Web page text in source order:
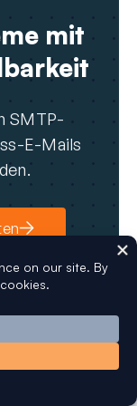
mit
SMTP-
E-Mails